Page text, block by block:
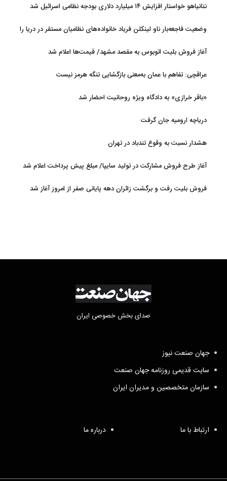
نتانیاهو خواستار افزایش ۱۴ میلیارد دلاری بودجه نظامی اسرائیل شد
وضعیت فاجعه‌بار ناو لینکلن فریاد خانواده‌های نظامیان مستقر در دریا را
آغاز فروش بلیت اتوبوس به مقصد مشهد/ قیمت‌ها اعلام شد
عراقچی: تفاهم با عمان به‌معنی بازگشایی تنگه هرمز نیست
«باقر خرازی» به دادگاه ویژه روحانیت احضار شد
دریاچه ارومیه جان گرفت
هشدار نسبت به وقوع تندباد در تهران
آغاز طرح فروش مشارکت در تولید سایپا/ مبلغ پیش پرداخت اعلام شد
فروش بلیت رفت و برگشت زائران دهه پایانی صفر از امروز آغاز شد
صدای بخش خصوصی ایران
جهان صنعت نیوز
سایت قدیمی روزنامه جهان صنعت
سازمان متخصصین و مدیران ایران
ارتباط با ما درباره ما